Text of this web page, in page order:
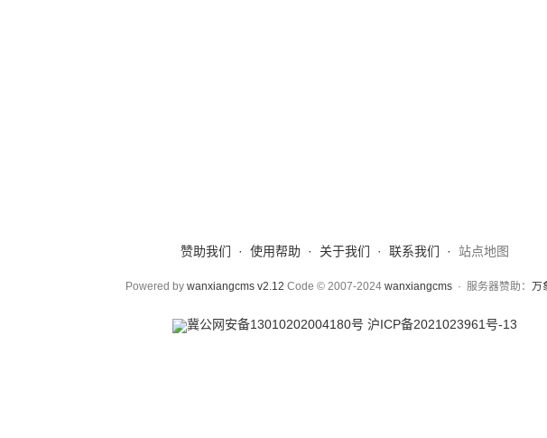
赞助我们 · 使用帮助 · 关于我们 · 联系我们 · 站点地图
Powered by wanxiangcms v2.12 Code © 2007-2024 wanxiangcms · 服务器赞助： 万
冀公网安备13010202004180号 沪ICP备2021023961号-13